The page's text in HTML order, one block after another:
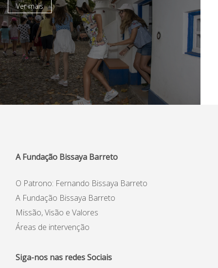
Ver mais
A Fundação Bissaya Barreto
O Patrono: Fernando Bissaya Barreto
A Fundação Bissaya Barreto
Missão, Visão e Valores
Áreas de intervenção
Siga-nos nas redes Sociais